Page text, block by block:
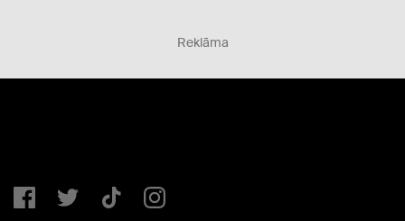
Reklāma